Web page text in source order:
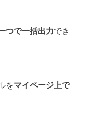
つで一括出力でき
をマイページ上で